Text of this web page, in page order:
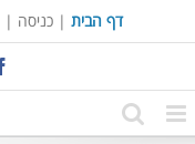
to
דף הבית | כניסה |